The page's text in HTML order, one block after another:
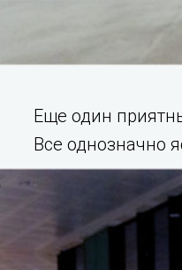
Еще один
Все однозначно